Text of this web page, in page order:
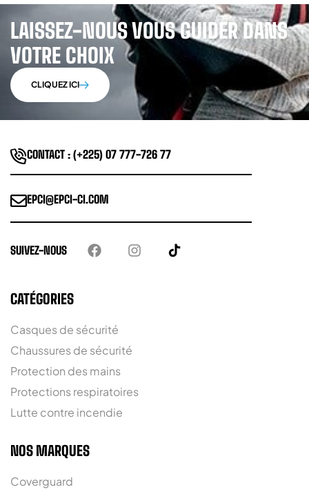
LAISSEZ-NOUS VOUS GUIDER DANS
VOTRE CHOIX
CLIQUEZ ICI
CONTACT : (+225) 07 777-726 77
EPCI@EPCI-CI.COM
SUIVEZ-NOUS
CATÉGORIES
Casques de sécurité
Chaussures de sécurité
Protection des mains
Protections respiratoires
Lutte contre incendie
NOS MARQUES
Coverguard